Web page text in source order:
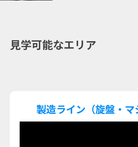
見学可能なエリア
製造ライン（旋盤・マ